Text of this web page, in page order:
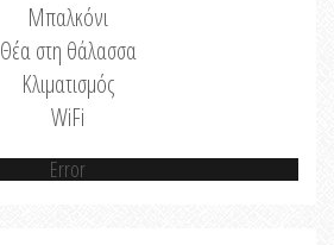
Μπαλκόνι
Θέα στη θάλασσα
Κλιματισμός
WiFi
Error